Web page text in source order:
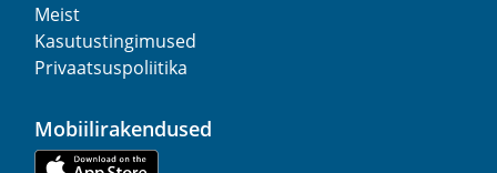
Meist
Kasutustingimused
Privaatsuspoliitika
Mobiilirakendused